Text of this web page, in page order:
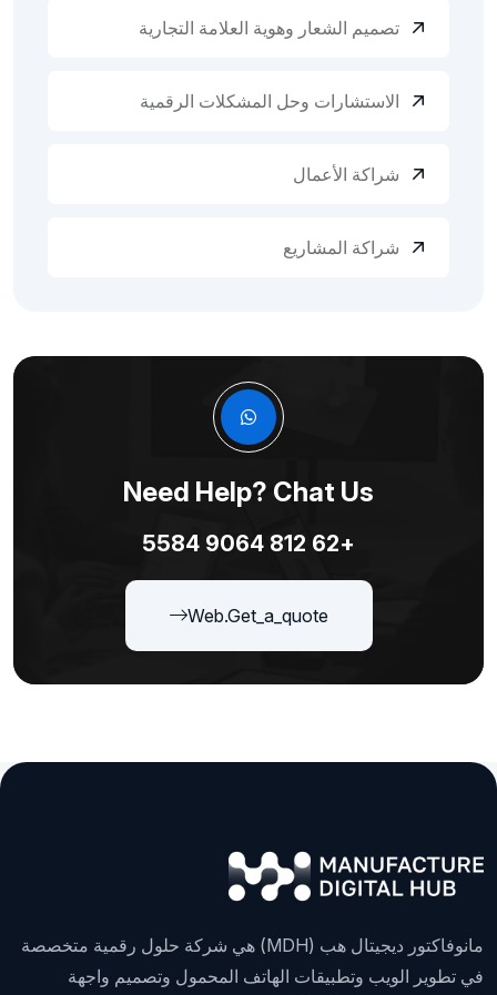
تصميم الشعار وهوية العلامة التجارية
الاستشارات وحل المشكلات الرقمية
شراكة الأعمال
شراكة المشاريع
Need Help? Chat Us
+62 812 9064 5584
Web.get_a_quote
مانوفاكتور ديجيتال هب (MDH) هي شركة حلول رقمية متخصصة
في تطوير الويب وتطبيقات الهاتف المحمول وتصميم واجهة